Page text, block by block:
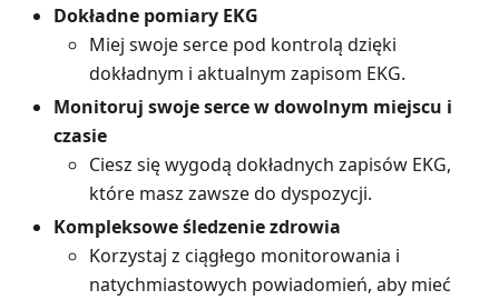
Dokładne pomiary EKG
Miej swoje serce pod kontrolą dzięki
dokładnym i aktualnym zapisom EKG.
Monitoruj swoje serce w dowolnym miejscu i
czasie
Ciesz się wygodą dokładnych zapisów EKG,
które masz zawsze do dyspozycji.
Kompleksowe śledzenie zdrowia
Korzystaj z ciągłego monitorowania i
natychmiastowych powiadomień, aby mieć